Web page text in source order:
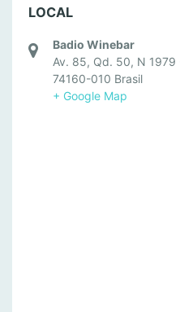
LOCAL
Badio Winebar
Av. 85, Qd. 50, N 1979
74160-010 Brasil
+ Google Map